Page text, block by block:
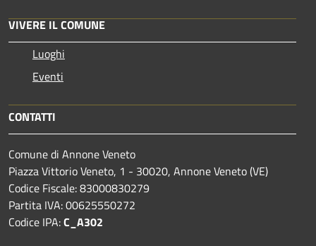
VIVERE IL COMUNE
Luoghi
Eventi
CONTATTI
Comune di Annone Veneto
Piazza Vittorio Veneto, 1 - 30020, Annone Veneto (VE)
Codice Fiscale: 83000830279
Partita IVA: 00625550272
Codice IPA:C_A302